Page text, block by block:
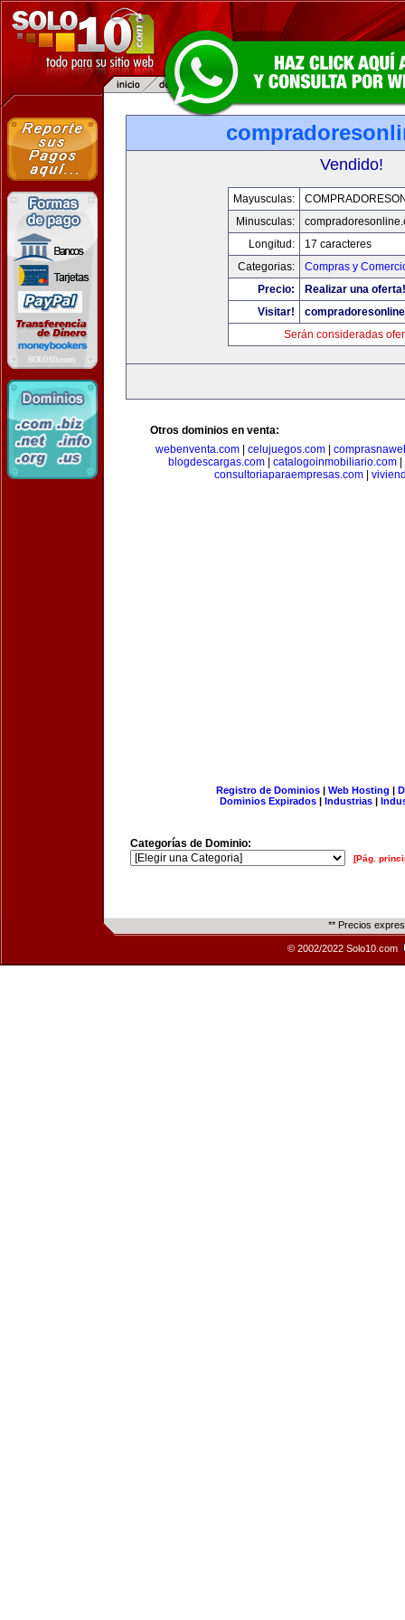
Vendido!
Mayusculas:
Minusculas:
Longitud:
17 caracteres
Categorias:
Compras y
Precio:
Realizar una oferta!
Visitar!
Serán consideradas
Otros dominios en venta:
webenventa.com| celujuegos.com|
blogdescargas.com| catalogoinmobiliario.com|
consultoriaparaempresas.com|
Registro de Dominios| Web Hosting |
Dominios Expirados | Industrias |
Categorías de Dominio:
[Pág.
** Precios
© 2002/2022 Solo10.com